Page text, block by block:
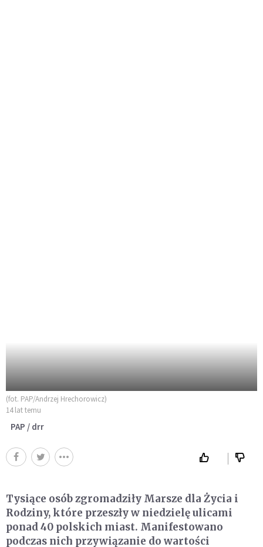
(fot. PAP/Andrzej Hrechorowicz)
14 lat temu
PAP / drr
Tysiące osób zgromadziły Marsze dla Życia i
Rodziny, które przeszły w niedzielę ulicami
ponad 40 polskich miast. Manifestowano
podczas nich przywiązanie do wartości